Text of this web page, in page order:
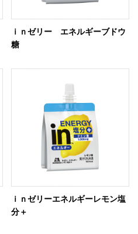
ｉｎゼリー エネルギーブドウ
糖
ｉｎゼリーエネルギーレモン塩
分＋